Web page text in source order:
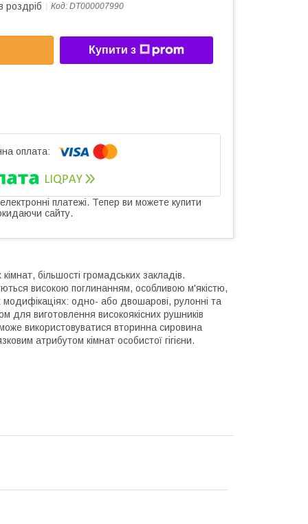
роздріб Код: DT000007990
Купити з
платежі. Тепер ви можете купити
сайту.
більшості громадських закладів.
високою поглинанням, особливою м'якістю,
одно- або двошарові, рулонні та
для виготовлення високоякісних рушників
використовуватися вторинна сировина
атрибутом кімнат особистої гігієни.